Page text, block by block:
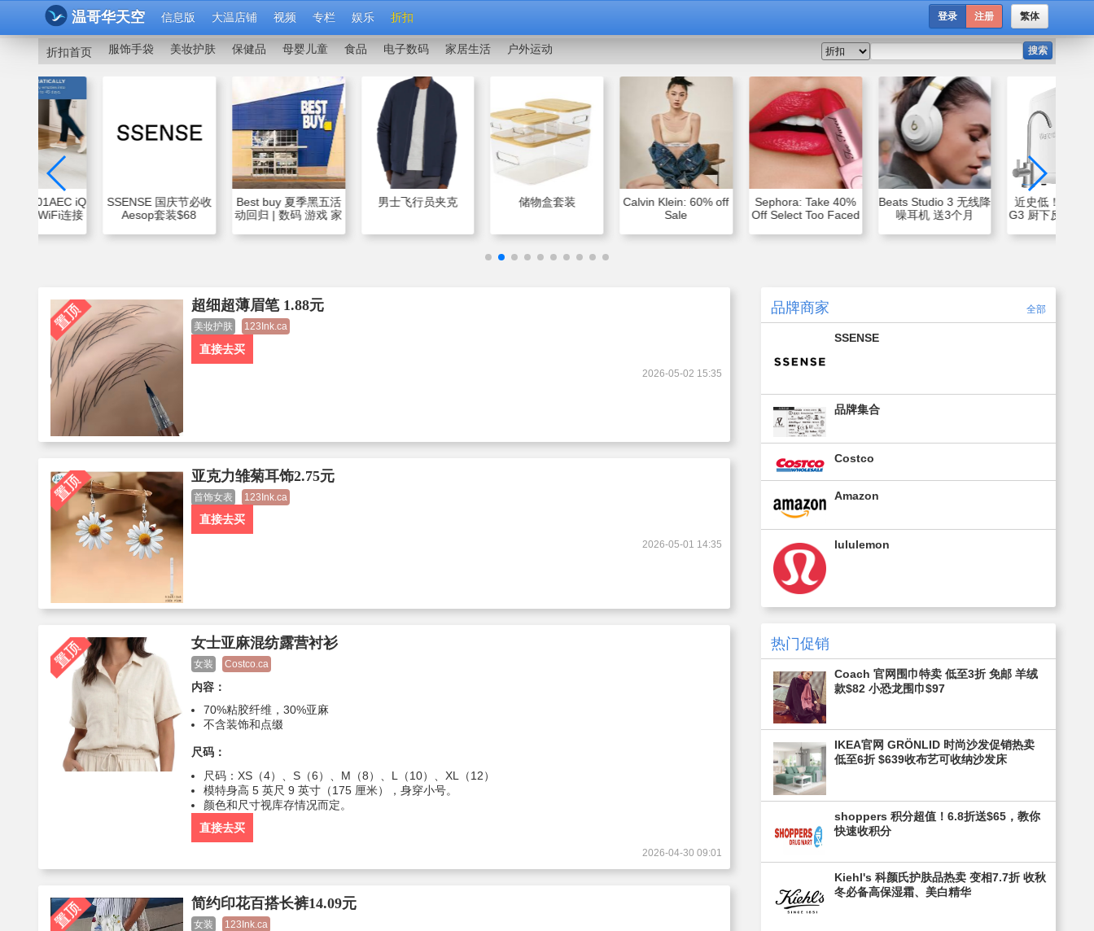
温哥华天空 信息版 大温店铺 视频 专栏 娱乐 折扣 繁体
登录 注册
折扣首页 服饰手袋 美妆护肤 保健品 母婴儿童 食品 电子数码 家居生活 户外运动 搜索
RV1001AEC iQ
器人 WiFi连接
SSENSE 国庆节必收
Aesop套装$68
$195(Org$650) 3折起
Best buy 夏季黑五活
动回归 | 数码 游戏 家
电额外减$300
男士飞行员夹克 储物盒套装
Calvin Klein: 60% off
Sale
Sephora: Take 40%
Off Select Too Faced
July 31
Beats Studio 3 无线降
噪耳机 送3个月
近史低！
G3 厨下反渗透
$629.00
超细超薄眉笔 1.88元
美妆护肤 123Ink.ca
直接去买
2026-05-02 15:35
亚克力雏菊耳饰2.75元
首饰女表 123Ink.ca
直接去买
2026-05-01 14:35
女士亚麻混纺露营衬衫
女装 Costco.ca
内容：
70%粘胶纤维，30%亚麻
不含装饰和点缀
尺码：
尺码：XS（4）、S（6）、M（8）、L（10）、XL（12）
模特身高 5 英尺 9 英寸（175 厘米），身穿小号。
颜色和尺寸视库存情况而定。
直接去买
2026-04-30 09:01
简约印花百搭长裤14.09元
女装 123Ink.ca
品牌商家 全部
SSENSE
品牌集合
Costco
Amazon
lululemon
热门促销
Coach 官网围巾特卖 低至3折 免邮 羊绒
款$82 小恐龙围巾$97
IKEA官网 GRÖNLID 时尚沙发促销热卖
低至6折 $639收布艺可收纳沙发床
shoppers 积分超值！6.8折送$65，教你
快速收积分
Kiehl's 科颜氏护肤品热卖 变相7.7折 收秋
冬必备高保湿霜、美白精华